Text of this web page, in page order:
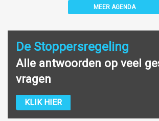
MEER AGENDA
De Stoppersregeling
Alle antwoorden op veel
vragen
KLIK HIER